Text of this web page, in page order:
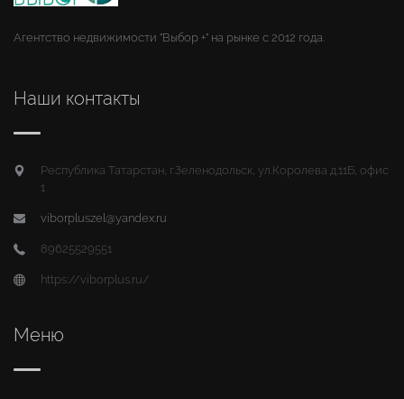
Агентство недвижимости "Выбор +" на рынке с 2012 года.
Наши контакты
Республика Татарстан, г.Зеленодольск, ул.Королева д.11Б, офис
1
viborpluszel@yandex.ru
89625529551
https://viborplus.ru/
Меню